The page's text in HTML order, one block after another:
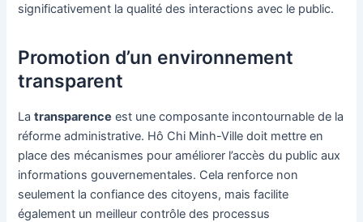
significativement la qualité des interactions avec le public.
Promotion d’un environnement
transparent
Latransparence est une composante incontournable de la
réforme administrative. Hô Chi Minh-Ville doit mettre en
place des mécanismes pour améliorer l’accès du public aux
informations gouvernementales. Cela renforce non
seulement la confiance des citoyens, mais facilite
également un meilleur contrôle des processus